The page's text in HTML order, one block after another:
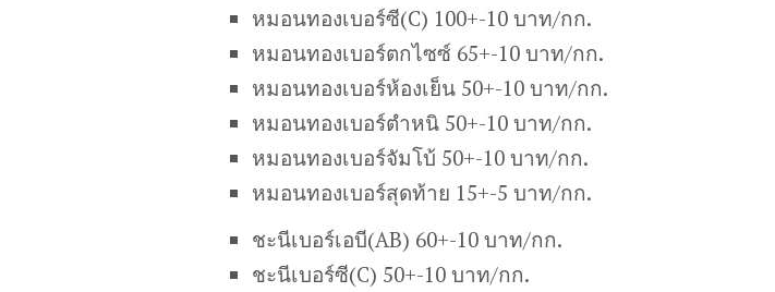
หมอนทองเบอร์ซี(C) 100+-10 บาท/กก.
หมอนทองเบอร์ตกไซซ์ 65+-10 บาท/กก.
หมอนทองเบอร์ห้องเย็น 50+-10 บาท/กก.
หมอนทองเบอร์ตำหนิ 50+-10 บาท/กก.
หมอนทองเบอร์จัมโบ้ 50+-10 บาท/กก.
หมอนทองเบอร์สุดท้าย 15+-5 บาท/กก.
ชะนีเบอร์เอบี(AB) 60+-10 บาท/กก.
ชะนีเบอร์ซี(C) 50+-10 บาท/กก.